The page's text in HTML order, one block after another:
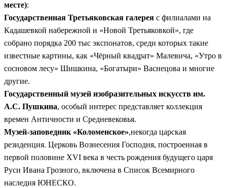
месте):
Государственная Третьяковская галерея с филиалами на
Кадашевкой набережной и «Новой Третьяковкой», где
собрано порядка 200 тыс экспонатов, среди которых такие
известные картины, как «Чёрный квадрат» Малевича, «Утро в
сосновом лесу» Шишкина, «Богатыри» Васнецова и многие
другие.
Государственный музей изобразительных искусств им.
А.С. Пушкина, особый интерес представляет коллекция
времен Античности и Средневековья.
Музей-заповедник «Коломенское»,некогда царская
резиденция. Церковь Вознесения Господня, построенная в
первой половине XVI века в честь рождения будущего царя
Руси Ивана Грозного, включена в Список Всемирного
наследия ЮНЕСКО.